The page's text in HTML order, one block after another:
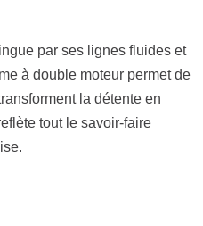
par ses lignes fluides et
à double moteur permet de
la détente en
tout le savoir-faire